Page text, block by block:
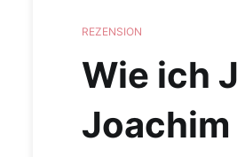
REZENSION
Wie ich
Joachim